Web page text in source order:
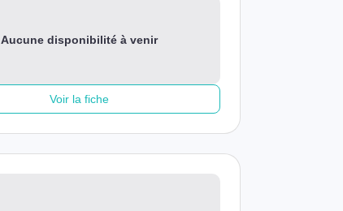
Aucune disponibilité à venir
Voir la fiche